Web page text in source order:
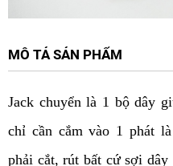
MÔ TẢ SẢN PHẨM
Jack chuyển là 1 bộ dây
chỉ cần cắm vào 1 phát
phải cắt, rút bất cứ sợi